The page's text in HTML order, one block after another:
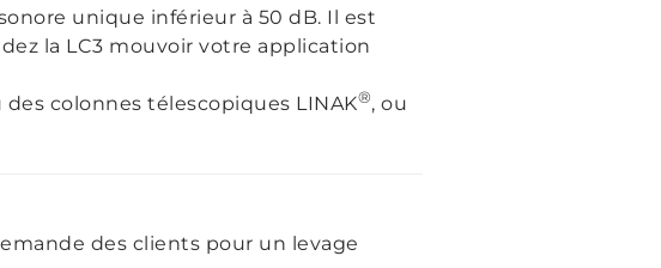
unique inférieur à 50 dB. Il est
la LC3 mouvoir votre application
colonnes télescopiques LINAK®, ou
des clients pour un levage